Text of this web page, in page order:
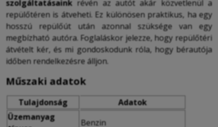
szolgáltatásaink révén az autót akár közvetlenül a
repülőtéren is átveheti. Ez különösen praktikus, ha egy
hosszú repülőút után azonnal szüksége van egy
megbízható autóra. Foglaláskor jelezze, hogy repülőtéri
átvételt kér, és mi gondoskodunk róla, hogy bérautója
időben rendelkezésre álljon.
Műszaki adatok
Tulajdonság
Adatok
Üzemanyag
Benzin